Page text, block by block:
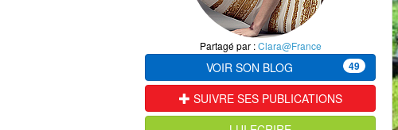
Partagé par :Clara@France
VOIR SON BLOG 49
SUIVRE SES PUBLICATIONS